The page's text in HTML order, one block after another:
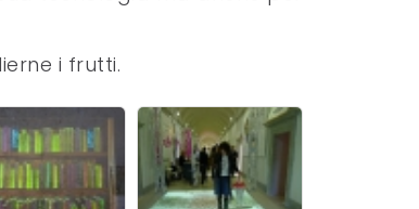
i frutti.